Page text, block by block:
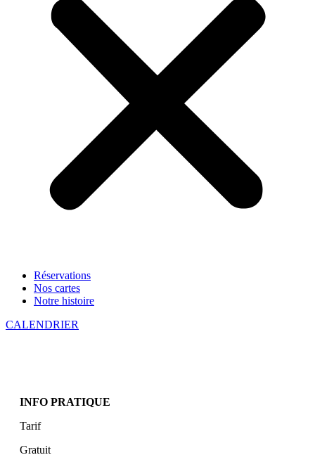
Réservations
Nos cartes
Notre histoire
CALENDRIER
INFO PRATIQUE
Tarif
Gratuit